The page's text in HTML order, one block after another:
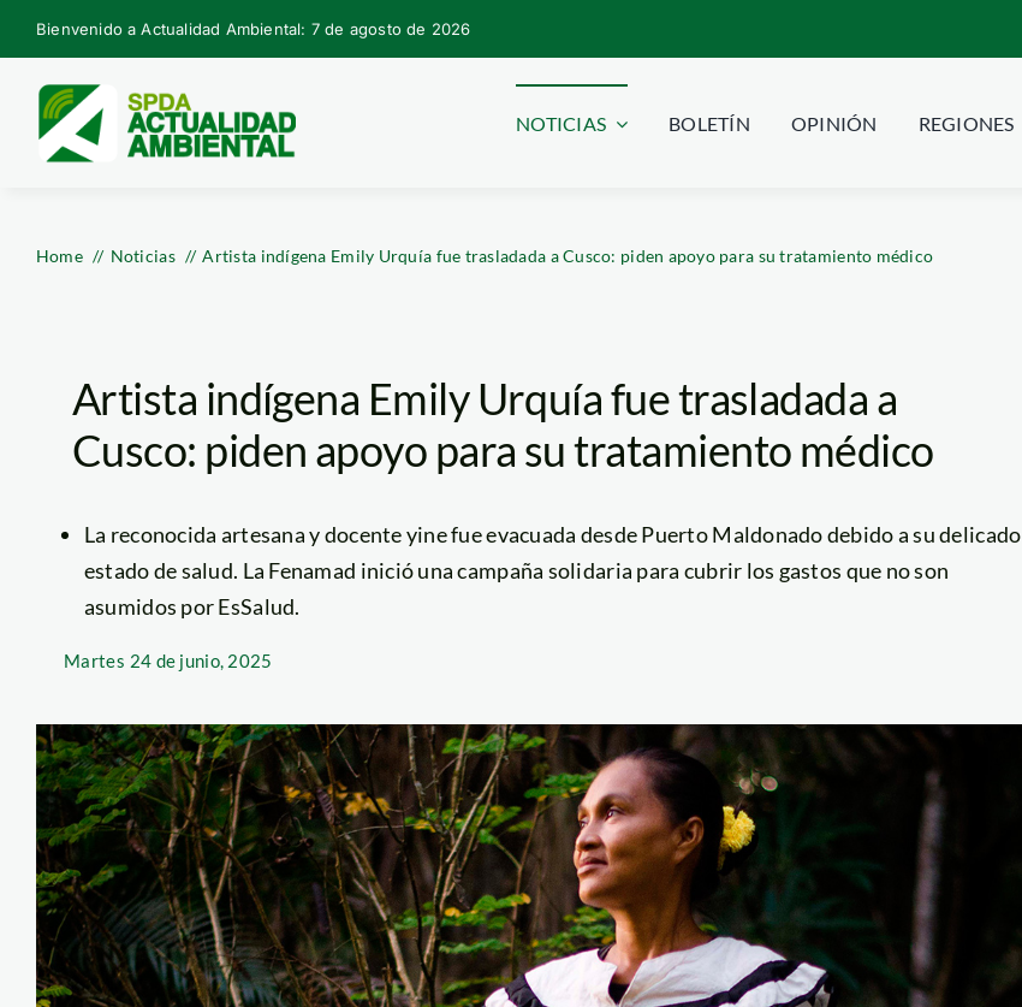
Skip
to
content
Bienvenido a Actualidad Ambiental: 7 de agosto de 2026
NOTICIAS BOLETÍN OPINIÓN REGIONES
Home Noticias Artista indígena Emily Urquía fue trasladada a Cusco: piden apoyo para su tratamiento médico
Artista indígena Emily Urquía fue trasladada a
Cusco: piden apoyo para su tratamiento médico
La reconocida artesana y docente yine fue evacuada desde Puerto Maldonado debido a su delicado
estado de salud. La Fenamad inició una campaña solidaria para cubrir los gastos que no son
asumidos por EsSalud.
Martes 24 de junio, 2025